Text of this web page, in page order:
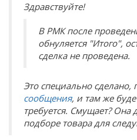
Здравствуйте!
В РМК после
обнуляется "Итого",
сделка не проведена.
Это специально сделано,
сообщения, и там же
требуется. Смущает?
подборе товара для